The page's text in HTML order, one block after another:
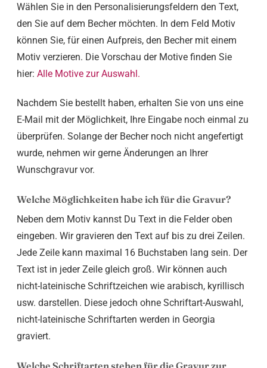
Wählen Sie in den Personalisierungsfeldern den Text,
den Sie auf dem Becher möchten. In dem Feld Motiv
können Sie, für einen Aufpreis, den Becher mit einem
Motiv verzieren. Die Vorschau der Motive finden Sie
hier: Alle Motive zur Auswahl.
Nachdem Sie bestellt haben, erhalten Sie von uns eine
E-Mail mit der Möglichkeit, Ihre Eingabe noch einmal zu
überprüfen. Solange der Becher noch nicht angefertigt
wurde, nehmen wir gerne Änderungen an Ihrer
Wunschgravur vor.
Welche Möglichkeiten habe ich für die Gravur?
Neben dem Motiv kannst Du Text in die Felder oben
eingeben. Wir gravieren den Text auf bis zu drei Zeilen.
Jede Zeile kann maximal 16 Buchstaben lang sein. Der
Text ist in jeder Zeile gleich groß. Wir können auch
nicht-lateinische Schriftzeichen wie arabisch, kyrillisch
usw. darstellen. Diese jedoch ohne Schriftart-Auswahl,
nicht-lateinische Schriftarten werden in Georgia
graviert.